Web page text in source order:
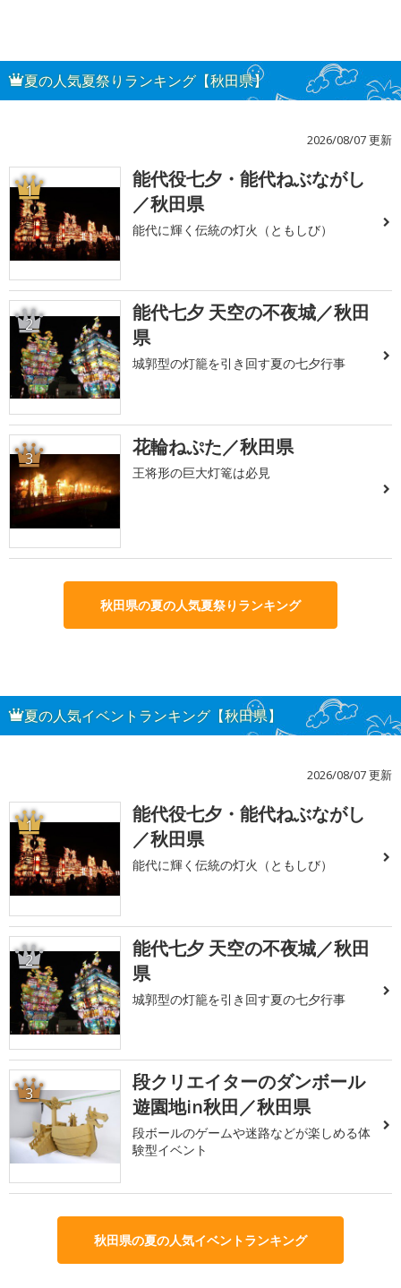
夏の人気夏祭りランキング【秋田県】
2026/08/07 更新
1
能代役七夕・能代ねぶながし
／秋田県
能代に輝く伝統の灯火（ともしび）
2
能代七夕 天空の不夜城／秋田
県
城郭型の灯籠を引き回す夏の七夕行事
3 花輪ねぷた／秋田県
王将形の巨大灯篭は必見
秋田県の夏の人気夏祭りランキング
夏の人気イベントランキング【秋田県】
2026/08/07 更新
1
能代役七夕・能代ねぶながし
／秋田県
能代に輝く伝統の灯火（ともしび）
2
能代七夕 天空の不夜城／秋田
県
城郭型の灯籠を引き回す夏の七夕行事
3
段クリエイターのダンボール
遊園地in秋田／秋田県
段ボールのゲームや迷路などが楽しめる体
験型イベント
秋田県の夏の人気イベントランキング